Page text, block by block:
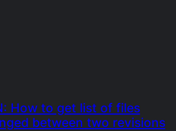
How to get list of files
between two revisions